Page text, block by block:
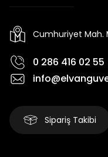
Cumhuriyet Mah.
0 286 416 02 55
Sipariş Takibi